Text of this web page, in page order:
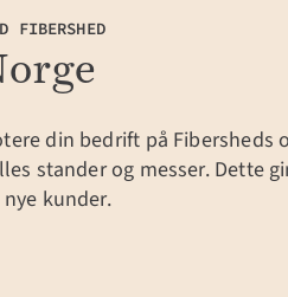
FIBERSHED
din bedrift på Fibersheds
stander og messer. Dette
kunder.